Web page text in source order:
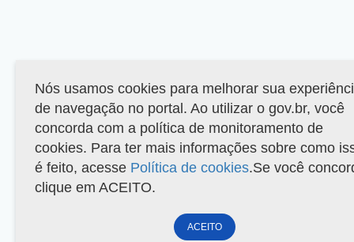
Nós usamos cookies para melhorar sua
de navegação no portal. Ao utilizar o gov.br, você
concorda com a política de monitoramento de
cookies. Para ter mais informações sobre como
é feito, acesse Política de cookies.Se você
clique em ACEITO.
ACEITO